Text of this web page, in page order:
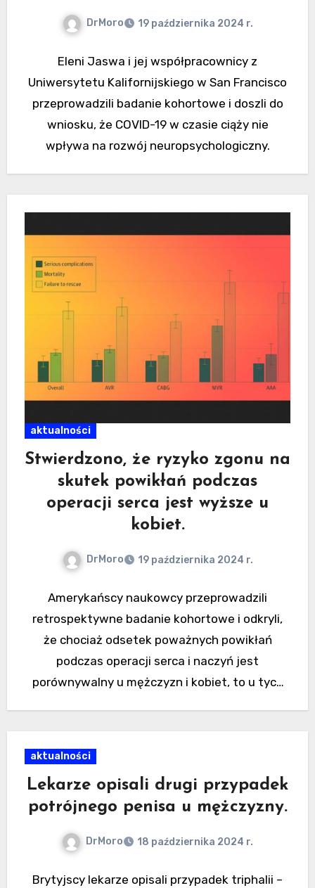
DrMoro 19 października 2024 r.
Eleni Jaswa i jej współpracownicy z
Uniwersytetu Kalifornijskiego w San Francisco
przeprowadzili badanie kohortowe i doszli do
wniosku, że COVID-19 w czasie ciąży nie
wpływa na rozwój neuropsychologiczny.
aktualności
Stwierdzono, że ryzyko zgonu na
skutek powikłań podczas
operacji serca jest wyższe u
kobiet.
DrMoro 19 października 2024 r.
Amerykańscy naukowcy przeprowadzili
retrospektywne badanie kohortowe i odkryli,
że chociaż odsetek poważnych powikłań
podczas operacji serca i naczyń jest
porównywalny u mężczyzn i kobiet, to u tych
aktualności
Lekarze opisali drugi przypadek
potrójnego penisa u mężczyzny.
DrMoro 18 października 2024 r.
Brytyjscy lekarze opisali przypadek triphalii –